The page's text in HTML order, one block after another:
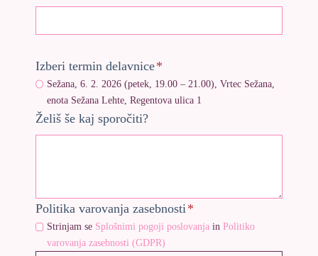
Izberi termin delavnice*
Sežana, 6. 2. 2026 (petek, 19.00 – 21.00), Vrtec Sežana,
enota Sežana Lehte, Regentova ulica 1
Želiš še kaj sporočiti?
Politika varovanja zasebnosti*
Strinjam se Splošnimi pogoji poslovanja inPolitiko
varovanja zasebnosti (GDPR)